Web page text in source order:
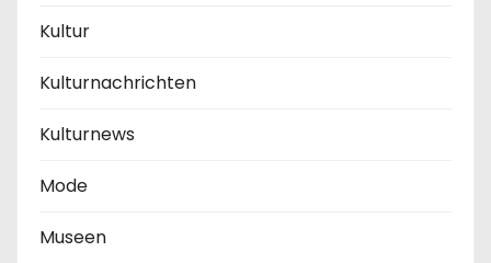
Kultur
Kulturnachrichten
Kulturnews
Mode
Museen